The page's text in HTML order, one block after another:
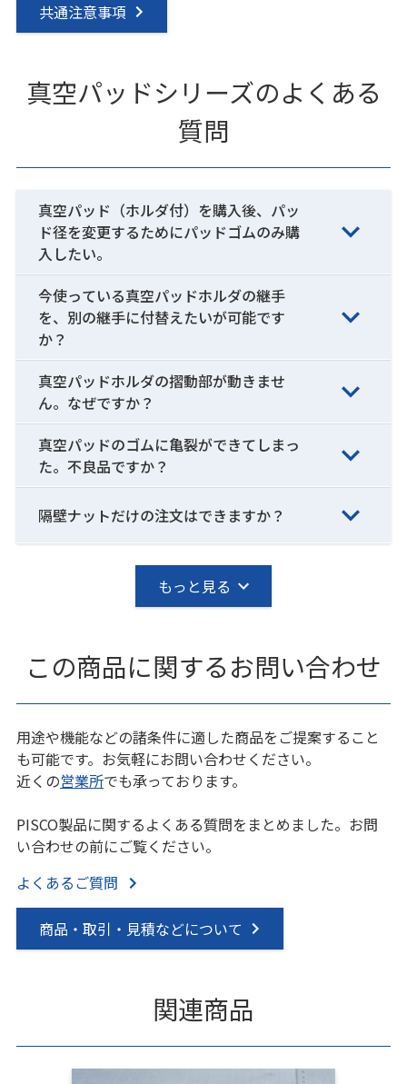
共通注意事項
真空パッドシリーズのよくある
質問
真空パッド（ホルダ付）を購入後、パッ
ド径を変更するためにパッドゴムのみ購
入したい。
今使っている真空パッドホルダの継手
を、別の継手に付替えたいが可能です
か？
真空パッドホルダの摺動部が動きませ
ん。なぜですか？
真空パッドのゴムに亀裂ができてしまっ
た。不良品ですか？
隔壁ナットだけの注文はできますか？
もっと見る
この商品に関するお問い合わせ
用途や機能などの諸条件に適した商品をご提案すること
も可能です。お気軽にお問い合わせください。
近くの営業所でも承っております。
PISCO製品に関するよくある質問をまとめました。お問
い合わせの前にご覧ください。
よくあるご質問
商品・取引・見積などについて
関連商品